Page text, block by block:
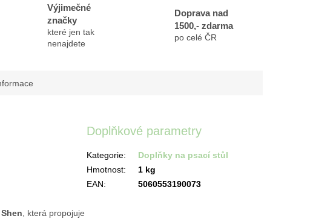
Výjimečné
značky
které jen tak
nenajdete
Doprava nad
1500,- zdarma
po celé ČR
, která propojuje
Doplňkové parametry
Kategorie:
Doplňky na psací stůl
Hmotnost:
1 kg
EAN: 5060553190073